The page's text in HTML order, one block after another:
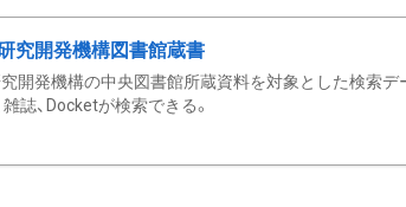
究開発機構図書館蔵書
開発機構の中央図書館所蔵資料を対象とした検索デ
雑誌、Docketが検索できる。